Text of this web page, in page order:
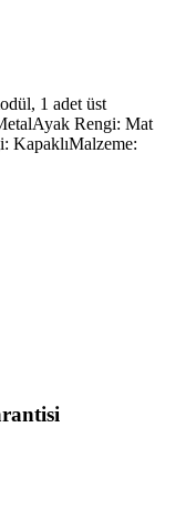
1 adet üst
Rengi: Mat
KapaklıMalzeme: